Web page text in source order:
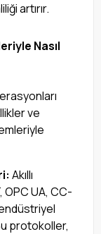
artırır.
Nasıl
ve
Akıllı
OPC UA, CC-
protokoller,